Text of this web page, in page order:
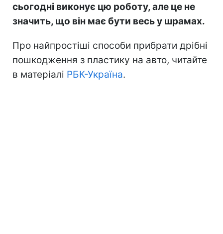
сьогодні виконує цю роботу, але це не
значить, що він має бути весь у шрамах.
Про найпростіші способи прибрати дрібні
пошкодження з пластику на авто, читайте
в матеріалі РБК-Україна.